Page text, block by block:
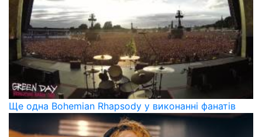
Ще одна Bohemian Rhapsody у виконанні фанатів